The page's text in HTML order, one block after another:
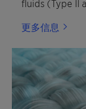
fluids (Type II
更多信息